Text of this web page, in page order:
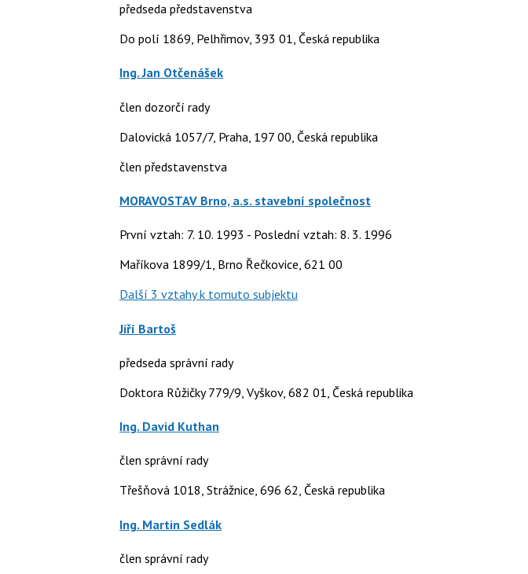
předseda představenstva
Do polí 1869, Pelhřimov, 393 01, Česká republika
Ing. Jan Otčenášek
člen dozorčí rady
Dalovická 1057/7, Praha, 197 00, Česká republika
člen představenstva
MORAVOSTAV Brno, a.s. stavební společnost
První vztah: 7. 10. 1993 - Poslední vztah: 8. 3. 1996
Maříkova 1899/1, Brno Řečkovice, 621 00
Další 3 vztahy k tomuto subjektu
Jiří Bartoš
předseda správní rady
Doktora Růžičky 779/9, Vyškov, 682 01, Česká republika
Ing. David Kuthan
člen správní rady
Třešňová 1018, Strážnice, 696 62, Česká republika
Ing. Martin Sedlák
člen správní rady